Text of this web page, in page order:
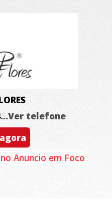
...Ver telefone
Anuncio em Foco